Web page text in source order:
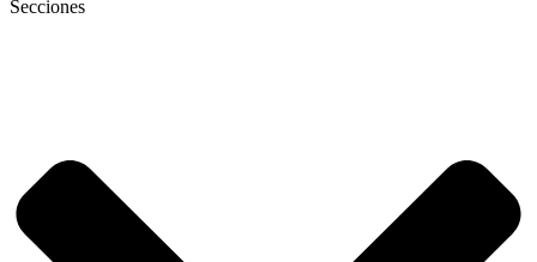
Secciones